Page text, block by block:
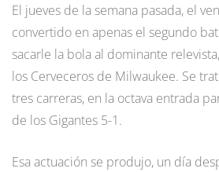
El jueves de la semana pasada, el
convertido en apenas el segundo
sacarle la bola al dominante
los Cerveceros de Milwaukee. Se
tres carreras, en la octava entrada
de los Gigantes 5-1.
Esa actuación se produjo, un día